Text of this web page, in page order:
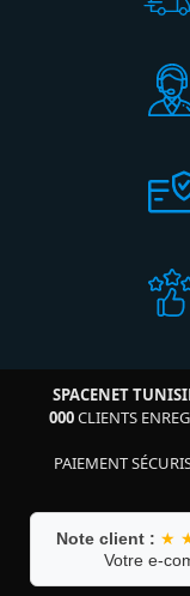
SPACENET
000CLIENTS
PAIEMENT
Note client : ★
Votre e-